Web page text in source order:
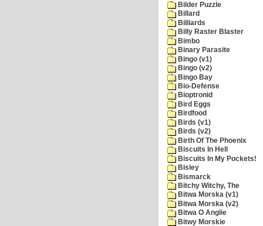
Bilder Puzzle
Billard
Billiards
Billy Raster Blaster
Bimbo
Binary Parasite
Bingo (v1)
Bingo (v2)
Bingo Bay
Bio-Defense
Bioptronid
Bird Eggs
Birdfood
Birds (v1)
Birds (v2)
Birth Of The Phoenix
Biscuits In Hell
Biscuits In My Pockets!
Bisley
Bismarck
Bitchy Witchy, The
Bitwa Morska (v1)
Bitwa Morska (v2)
Bitwa O Anglie
Bitwy Morskie